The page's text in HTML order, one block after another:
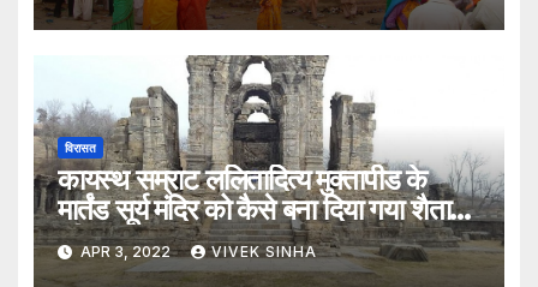
विरासत
कायस्थ सम्राट ललितादित्य मुक्तापीड के
मार्तंड सूर्य मंदिर को कैसे बना दिया गया शैतान
की गुफा
APR 3, 2022 VIVEK SINHA